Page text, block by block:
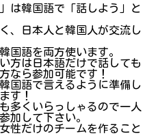
は韓国語で「話しよう」と
、日本人と韓国人が交流し
国語を両方使います。
方は日本語だけで話しても
なら参加可能です！
国語で言えるように準備し
す！
多くいらっしゃるので一人
加して下さい。
性だけのチームを作ること